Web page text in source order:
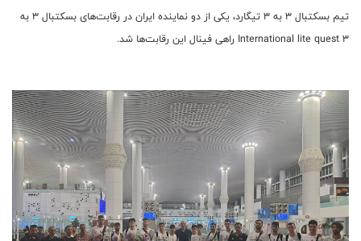
تیم بسکتبال ۳ به ۳ تیگارد، یکی از دو نماینده ایران در رقابت‌های بسکتبال ۳ به
۳ International lite quest راهی فینال این رقابت‌ها شد.